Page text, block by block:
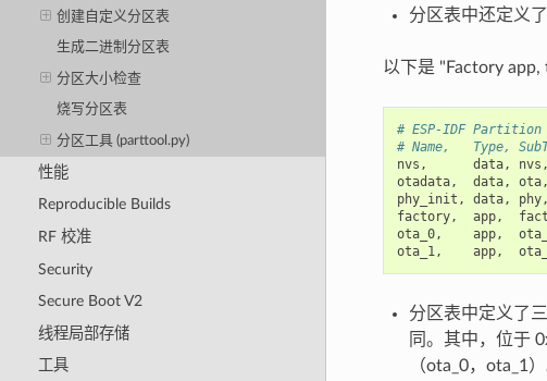
创建自定义分区表
生成二进制分区表
分区大小检查
烧写分区表
分区工具 (parttool.py)
性能
Reproducible Builds
RF 校准
Security
Secure Boot V2
线程局部存储
工具
分区表中还定义
以下是 "Factory
# ESP-IDF Partition
# Name,   Type,
nvs , data, nvs ,
otadata, data, ota,
phy_init , data, phy,
factory, app,
ota_0, app,
ota_1, app,
分区表中定义了
同。其中，位于
（ota_0，ota_1）